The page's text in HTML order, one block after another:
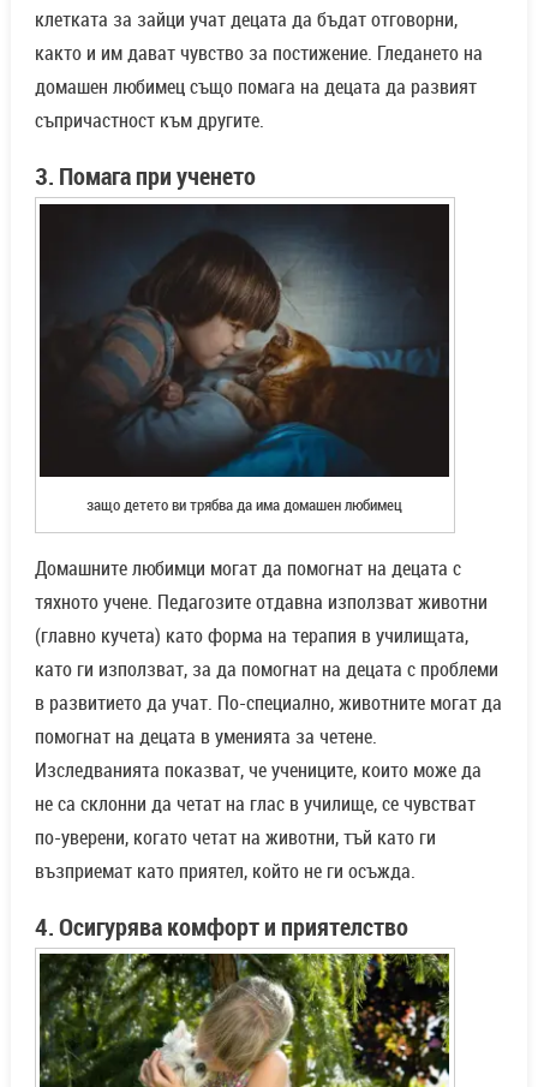
клетката за зайци учат децата да бъдат отговорни,
както и им дават чувство за постижение. Гледането на
домашен любимец също помага на децата да развият
съпричастност към другите.
3. Помага при ученето
защо детето ви трябва да има домашен любимец
Домашните любимци могат да помогнат на децата с
тяхното учене. Педагозите отдавна използват животни
(главно кучета) като форма на терапия в училищата,
като ги използват, за да помогнат на децата с проблеми
в развитието да учат. По-специално, животните могат да
помогнат на децата в уменията за четене.
Изследванията показват, че учениците, които може да
не са склонни да четат на глас в училище, се чувстват
по-уверени, когато четат на животни, тъй като ги
възприемат като приятел, който не ги осъжда.
4. Осигурява комфорт и приятелство